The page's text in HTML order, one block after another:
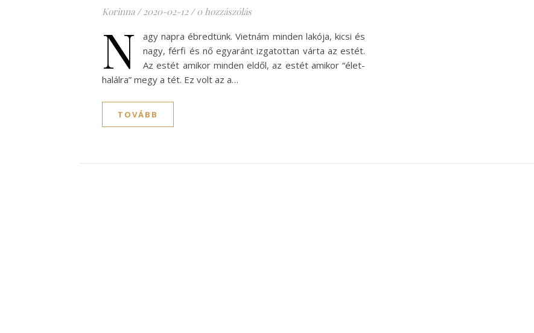
Korinna / 2020-02-12 / 0 hozzászólás
N
agy napra ébredtünk. Vietnám minden lakója, kicsi és
nagy, férfi és nő egyaránt izgatottan várta az estét.
Az estét amikor minden eldől, az estét amikor “élet-
halálra” megy a tét. Ez volt az a…
TOVÁBB